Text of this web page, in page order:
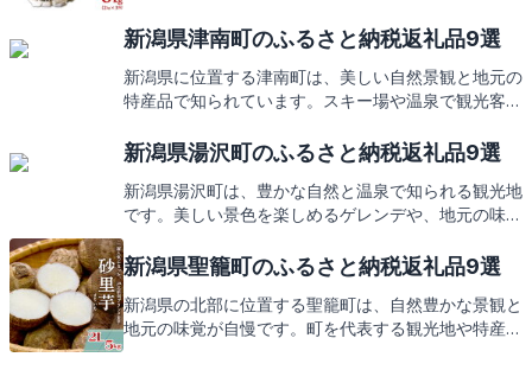
か、ご期待ください。
新潟県津南町のふるさと納税返礼品9選
新潟県に位置する津南町は、美しい自然景観と地元の
特産品で知られています。スキー場や温泉で観光客を
力を発信しています。津南町の心温まるおもてなしを
みに！
新潟県湯沢町のふるさと納税返礼品9選
新潟県湯沢町は、豊かな自然と温泉で知られる観光地
です。美しい景色を楽しめるゲレンデや、地元の味覚
ふるさと納税の返礼品を通じてお届けします。次は、
新潟県聖籠町のふるさと納税返礼品9選
新潟県の北部に位置する聖籠町は、自然豊かな景観と
地元の味覚が自慢です。町を代表する観光地や特産品